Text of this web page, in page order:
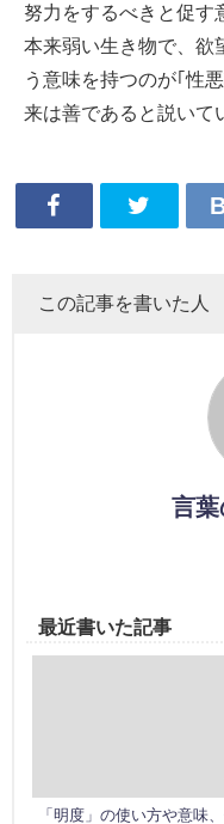
努力をするべきと促す
本来弱い生き物で、欲
う意味を持つのが｢性
来は善であると説いて
この記事を書いた人
言葉
最近書いた記事
「明度」の使い方や意味